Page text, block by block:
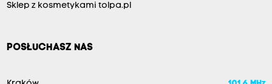
Sklep z kosmetykami tolpa.pl
POSŁUCHASZ NAS